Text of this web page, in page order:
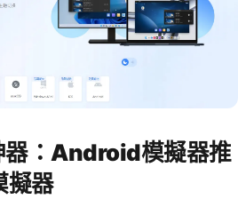
器：Android模擬器推
擬器